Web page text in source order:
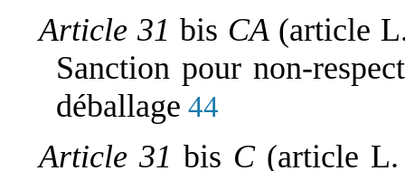
Article 31bis CA (article
Sanction pour non-
déballage 44
Article 31bis C (article